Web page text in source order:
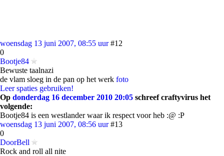
woensdag 13 juni 2007, 08:55 uur #12
0
Bootje84
Bewuste taalnazi
de vlam sloeg in de pan op het werk foto
Leer spaties gebruiken!
Op donderdag 16 december 2010 20:05 schreef craftyvirus het
volgende:
Bootje84 is een westlander waar ik respect voor heb :@ :P
woensdag 13 juni 2007, 08:56 uur #13
0
DoorBell
Rock and roll all nite